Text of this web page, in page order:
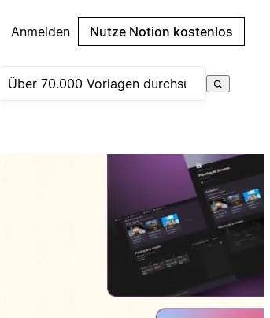
Anmelden Nutze Notion kostenlos